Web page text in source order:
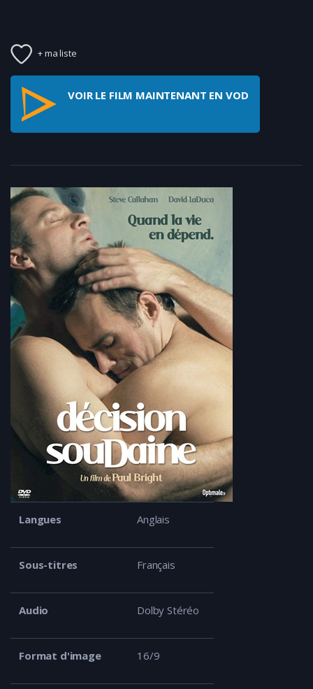
+ ma liste
VOIR LE FILM MAINTENANT EN VOD
Langues Anglais
Sous-titres Français
Audio Dolby Stéréo
Format d'image 16/9